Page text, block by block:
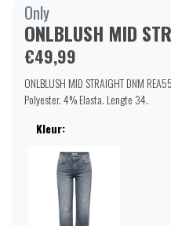
Only
ONLBLUSH MID
€49,99
ONLBLUSH MID STRAIGHT DNM
Polyester. 4% Elasta. Lengte 34.
Kleur: